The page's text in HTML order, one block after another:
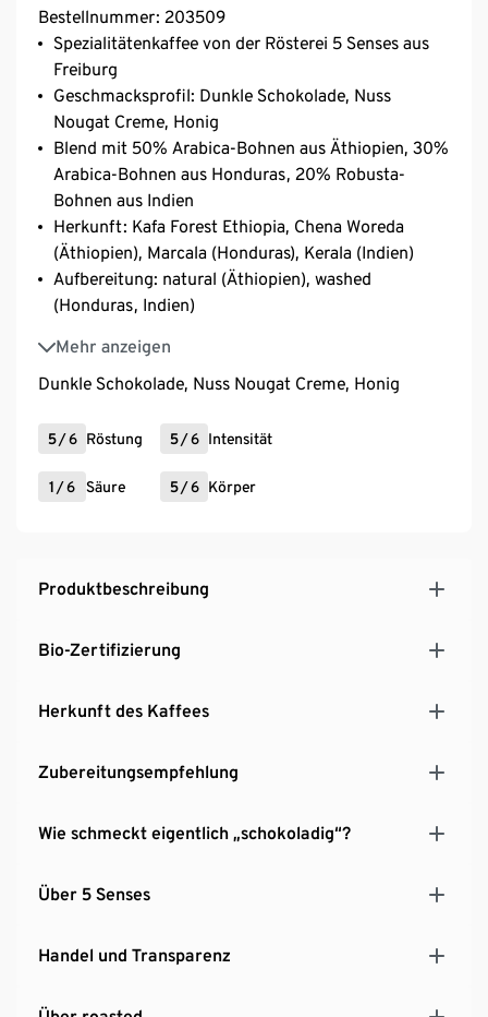
Bestellnummer: 203509
Spezialitätenkaffee von der Rösterei 5 Senses aus
Freiburg
Geschmacksprofil: Dunkle Schokolade, Nuss
Nougat Creme, Honig
Blend mit 50% Arabica-Bohnen aus Äthiopien, 30%
Arabica-Bohnen aus Honduras, 20% Robusta-
Bohnen aus Indien
Herkunft: Kafa Forest Ethiopia, Chena Woreda
(Äthiopien), Marcala (Honduras), Kerala (Indien)
Aufbereitung: natural (Äthiopien), washed
(Honduras, Indien)
Mehr anzeigen
Varietät: mixed heirloom (Äthiopien), Caturra,
Catuia, Bourbon, Typica (Honduras), Canephora
(Indien)
Dunkle Schokolade, Nuss Nougat Creme, Honig
5 /6 Röstung 5 /6 Intensität
1 /6 Säure 5 /6 Körper
Produktbeschreibung
Bio-Zertifizierung
Herkunft des Kaffees
Zubereitungsempfehlung
Wie schmeckt eigentlich „schokoladig“?
Über 5 Senses
Handel und Transparenz